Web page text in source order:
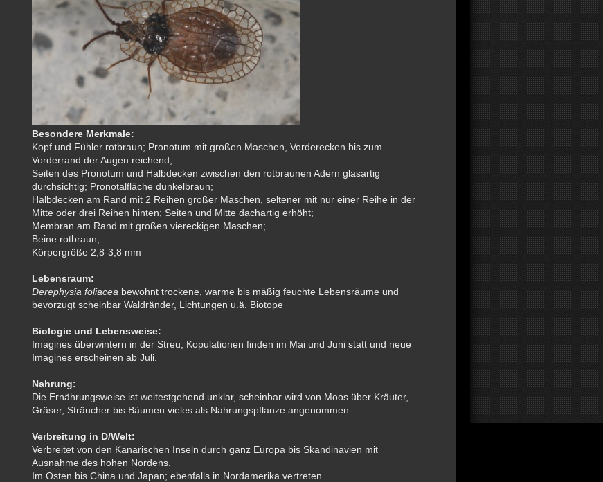
Besondere Merkmale:
Kopf und Fühler rotbraun; Pronotum mit großen Maschen, Vorderecken bis zum
Vorderrand der Augen reichend;
Seiten des Pronotum und Halbdecken zwischen den rotbraunen Adern glasartig
durchsichtig; Pronotalfläche dunkelbraun;
Halbdecken am Rand mit 2 Reihen großer Maschen, seltener mit nur einer Reihe in der
Mitte oder drei Reihen hinten; Seiten und Mitte dachartig erhöht;
Membran am Rand mit großen viereckigen Maschen;
Beine rotbraun;
Körpergröße 2,8-3,8 mm
Lebensraum:
Derephysia foliacea bewohnt trockene, warme bis mäßig feuchte Lebensräume und
bevorzugt scheinbar Waldränder, Lichtungen u.ä. Biotope
Biologie und Lebensweise:
Imagines überwintern in der Streu, Kopulationen finden im Mai und Juni statt und neue
Imagines erscheinen ab Juli.
Nahrung:
Die Ernährungsweise ist weitestgehend unklar, scheinbar wird von Moos über Kräuter,
Gräser, Sträucher bis Bäumen vieles als Nahrungspflanze angenommen.
Verbreitung in D/Welt:
Verbreitet von den Kanarischen Inseln durch ganz Europa bis Skandinavien mit
Ausnahme des hohen Nordens.
Im Osten bis China und Japan; ebenfalls in Nordamerika vertreten.